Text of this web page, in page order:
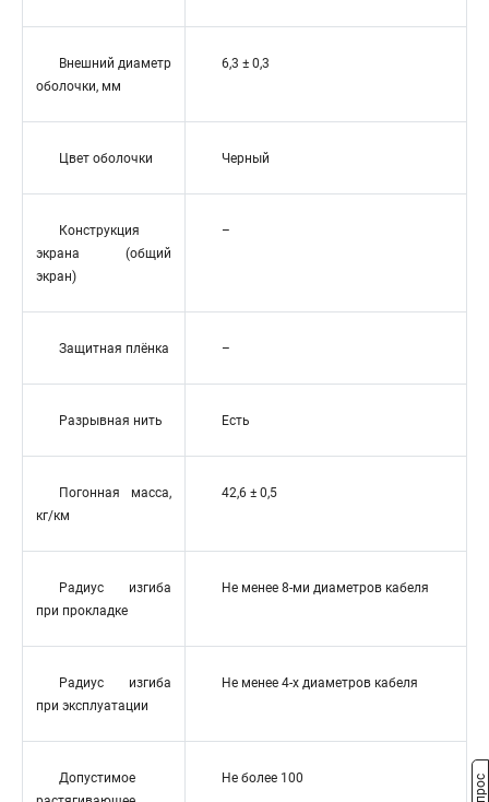
Внешний диаметр
оболочки, мм
6,3 ± 0,3
Цвет оболочки Черный
Конструкция
экрана (общий
экран)
–
Защитная плёнка –
Разрывная нить Есть
Погонная масса,
кг/км
42,6 ± 0,5
Радиус изгиба
при прокладке
Не менее 8-ми диаметров кабеля
Радиус изгиба
при эксплуатации
Не менее 4-х диаметров кабеля
Допустимое
Не более 100